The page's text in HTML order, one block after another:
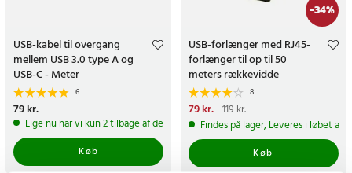
USB-kabel til overgang
mellem USB 3.0 type A og
USB-C - Meter
6
Pris:79 kr.
79 kr.
Lige nu har vi kun 2 tilbage af dette produkt
Køb
-34%
USB-forlænger med RJ45-
forlænger til op til 50
meters rækkevidde
8
Nuværende pris
pris:119 kr.
79 kr. 119 kr.
Findes på lager, Leveres i løbet af
Køb